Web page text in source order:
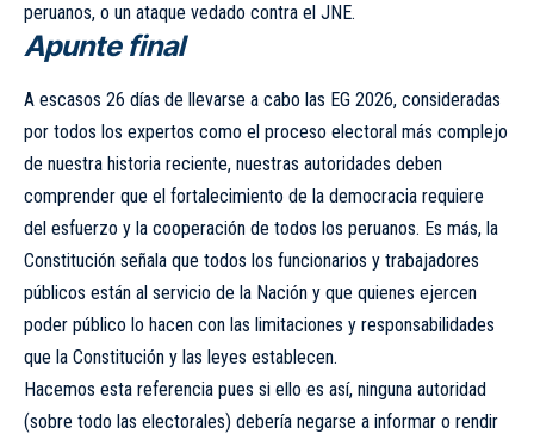
peruanos, o un ataque vedado contra el JNE.
Apunte final
A escasos 26 días de llevarse a cabo las EG 2026, consideradas
por todos los expertos como el proceso electoral más complejo
de nuestra historia reciente, nuestras autoridades deben
comprender que el fortalecimiento de la democracia requiere
del esfuerzo y la cooperación de todos los peruanos. Es más, la
Constitución señala que todos los funcionarios y trabajadores
públicos están al servicio de la Nación y que quienes ejercen
poder público lo hacen con las limitaciones y responsabilidades
que la Constitución y las leyes establecen.
Hacemos esta referencia pues si ello es así, ninguna autoridad
(sobre todo las electorales) debería negarse a informar o rendir